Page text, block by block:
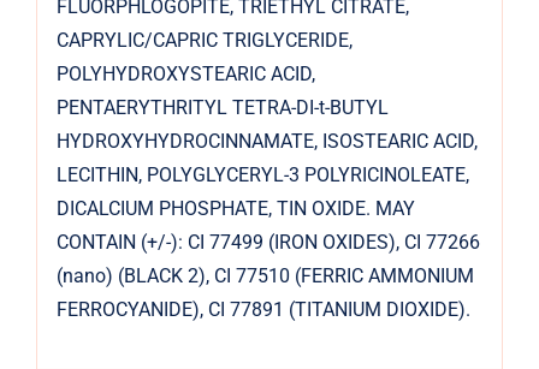
FLUORPHLOGOPITE, TRIETHYL CITRATE,
CAPRYLIC/CAPRIC TRIGLYCERIDE,
POLYHYDROXYSTEARIC ACID,
PENTAERYTHRITYL TETRA-DI-t-BUTYL
HYDROXYHYDROCINNAMATE, ISOSTEARIC ACID,
LECITHIN, POLYGLYCERYL-3 POLYRICINOLEATE,
DICALCIUM PHOSPHATE, TIN OXIDE. MAY
CONTAIN (+/-): CI 77499 (IRON OXIDES), CI 77266
(nano) (BLACK 2), CI 77510 (FERRIC AMMONIUM
FERROCYANIDE), CI 77891 (TITANIUM DIOXIDE).